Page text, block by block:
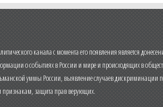
канала с момента его появления является
о событиях в России и мире и происходящих в
уммы России, выявление случаев дискриминации
защита прав верующих.